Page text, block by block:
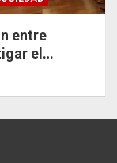
entre
el